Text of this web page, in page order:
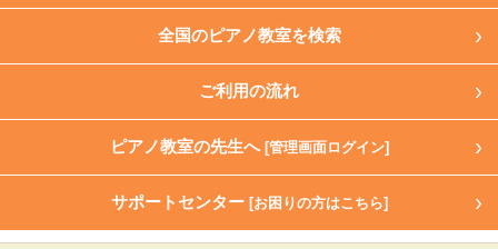
全国のピアノ教室を検索
ご利用の流れ
ピアノ教室の先生へ [管理画面ログイン]
サポートセンター [お困りの方はこちら]